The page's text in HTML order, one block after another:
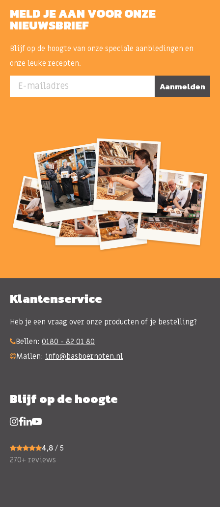
MELD JE AAN VOOR ONZE
NIEUWSBRIEF
Blijf op de hoogte van onze speciale aanbiedingen en
onze leuke recepten.
E-mailadres Aanmelden
Klantenservice
Heb je een vraag over onze producten of je bestelling?
Bellen: 0180 - 82 01 80
Mailen: info@basboernoten.nl
Blijf op de hoogte
4,8 / 5
270+ reviews